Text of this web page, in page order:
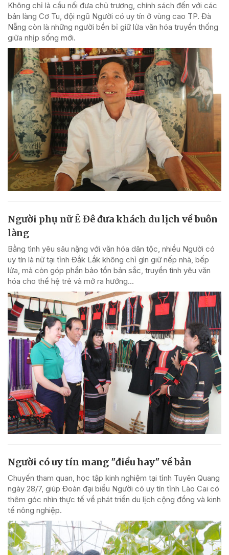
Không chỉ là cầu nối đưa chủ trương, chính sách đến với các
bản làng Cơ Tu, đội ngũ Người có uy tín ở vùng cao TP. Đà
Nẵng còn là những người bền bỉ giữ lửa văn hóa truyền thống
giữa nhịp sống mới.
Người phụ nữ Ê Đê đưa khách du lịch về buôn
làng
Bằng tình yêu sâu nặng với văn hóa dân tộc, nhiều Người có
uy tín là nữ tại tỉnh Đắk Lắk không chỉ gìn giữ nếp nhà, bếp
lửa, mà còn góp phần bảo tồn bản sắc, truyền tình yêu văn
hóa cho thế hệ trẻ và mở ra hướng...
Người có uy tín mang "điều hay" về bản
Chuyến tham quan, học tập kinh nghiệm tại tỉnh Tuyên Quang
ngày 28/7, giúp Đoàn đại biểu Người có uy tín tỉnh Lào Cai có
thêm góc nhìn thực tế về phát triển du lịch cộng đồng và kinh
tế nông nghiệp.